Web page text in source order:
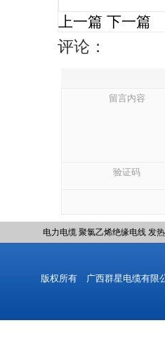
上一篇 下一篇
评论：
留言内容
验证码
电力电缆 聚氯乙烯绝缘电线 发
版权所有 广西群星电缆有限